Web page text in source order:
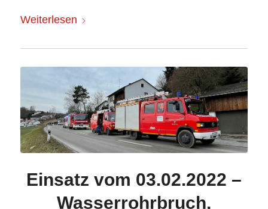
Weiterlesen
Einsatz vom 03.02.2022 –
Wasserrohrbruch,